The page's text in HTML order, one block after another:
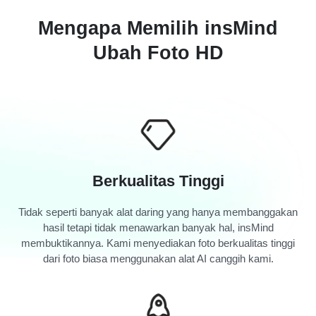
Mengapa Memilih insMind
Ubah Foto HD
Berkualitas Tinggi
Tidak seperti banyak alat daring yang hanya membanggakan
hasil tetapi tidak menawarkan banyak hal, insMind
membuktikannya. Kami menyediakan foto berkualitas tinggi
dari foto biasa menggunakan alat AI canggih kami.